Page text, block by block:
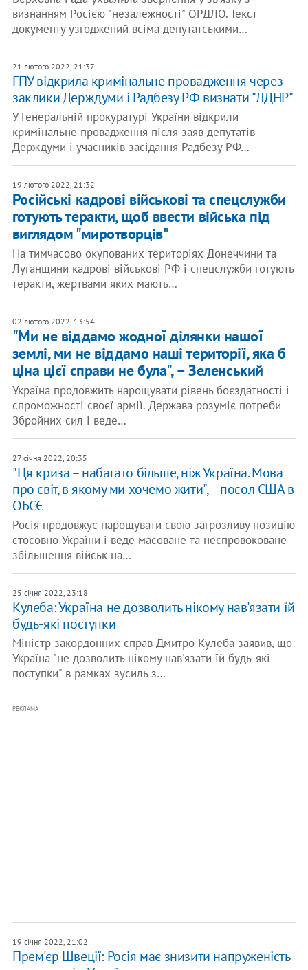
визнанням Росією "незалежності" ОРДЛО. Текст
документу узгоджений всіма депутатськими…
21 лютого 2022, 21:37
ГПУ відкрила кримінальне провадження через
заклики Держдуми і Радбезу РФ визнати "ЛДНР"
У Генеральній прокуратурі України відкрили
кримінальне провадження після заяв депутатів
Держдуми і учасників засідання Радбезу РФ…
19 лютого 2022, 21:32
Російські кадрові військові та спецслужби
готують теракти, щоб ввести війська під
виглядом "миротворців"
На тимчасово окупованих територіях Донеччини та
Луганщини кадрові військові РФ і спецслужби готують
теракти, жертвами яких мають…
02 лютого 2022, 13:54
"Ми не віддамо жодної ділянки нашої
землі, ми не віддамо наші території, яка б
ціна цієї справи не була", – Зеленський
Україна продовжить нарощувати рівень боєздатності і
спроможності своєї армії. Держава розуміє потреби
Збройних сил і веде…
27 січня 2022, 20:35
"Ця криза – набагато більше, ніж Україна. Мова
про світ, в якому ми хочемо жити", – посол США в
ОБСЄ
Росія продовжує нарощувати свою загрозливу позицію
стосовно України і веде масоване та неспровоковане
збільшення військ на…
25 січня 2022, 23:18
Кулеба: Україна не дозволить нікому нав'язати їй
будь-які поступки
Міністр закордонних справ Дмитро Кулеба заявив, що
Україна "не дозволить нікому нав'язати їй будь-які
поступки" в рамках зусиль з…
РЕКЛАМА
19 січня 2022, 21:02
Прем'єр Швеції: Росія має знизити напруженість